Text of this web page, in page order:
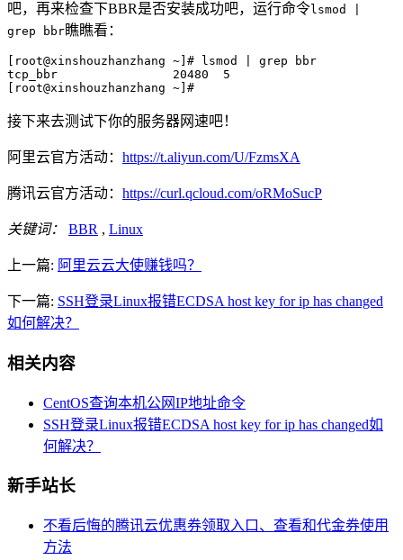
吧，再来检查下BBR是否安装成功吧，运行命令lsmod |
grep bbr瞧瞧看：
[root@xinshouzhanzhang ~]# lsmod | grep bbr
tcp_bbr                20480  5
[root@xinshouzhanzhang ~]#
接下来去测试下你的服务器网速吧！
阿里云官方活动： https://t.aliyun.com/U/FzmsXA
腾讯云官方活动： https://curl.qcloud.com/oRMoSucP
关键词： BBR , Linux
上一篇: 阿里云云大使赚钱吗？
下一篇: SSH登录Linux报错ECDSA host key for ip has changed
如何解决？
相关内容
CentOS查询本机公网IP地址命令
SSH登录Linux报错ECDSA host key for ip has changed如
何解决？
新手站长
不看后悔的腾讯云优惠券领取入口、查看和代金券使用
方法